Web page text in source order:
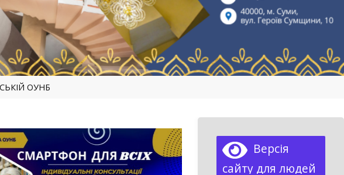
ОУНБ
Версія
сайту для людей